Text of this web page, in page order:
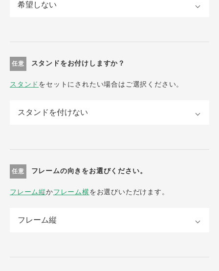
任意 スタンドをお付けしますか？
スタンド をセットにされたい場合はご選択ください。
任意 フレームの向きをお選びください。
フレーム縦かフレーム横をお選びいただけます。